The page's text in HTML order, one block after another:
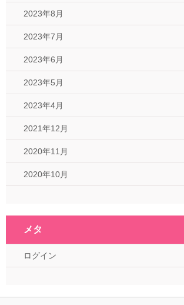
2023年8月
2023年7月
2023年6月
2023年5月
2023年4月
2021年12月
2020年11月
2020年10月
メタ
ログイン